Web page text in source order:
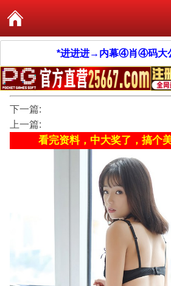
*进进进→内幕④肖④码大
下一篇:
上一篇:
看完资料，中大奖了，搞个